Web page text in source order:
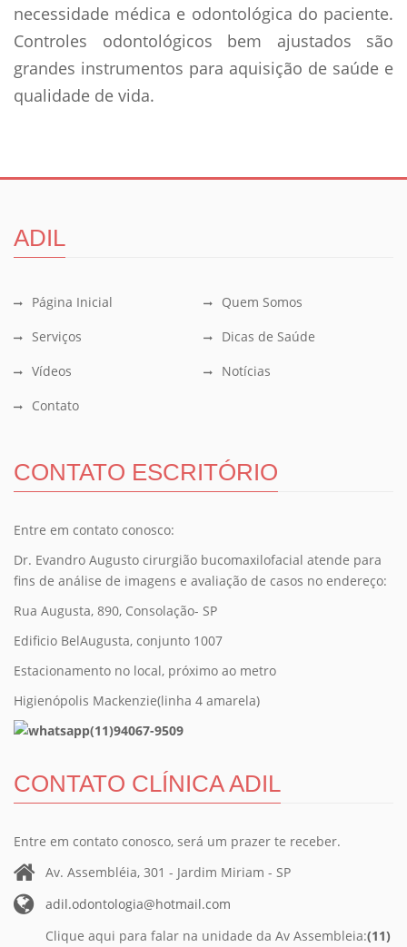
necessidade médica e odontológica do paciente.
Controles odontológicos bem ajustados são
grandes instrumentos para aquisição de saúde e
qualidade de vida.
ADIL
Página Inicial
Quem Somos
Serviços
Dicas de Saúde
Vídeos
Notícias
Contato
CONTATO ESCRITÓRIO
Entre em contato conosco:
Dr. Evandro Augusto cirurgião bucomaxilofacial atende para
fins de análise de imagens e avaliação de casos no endereço:
Rua Augusta, 890, Consolação- SP
Edificio BelAugusta, conjunto 1007
Estacionamento no local, próximo ao metro
Higienópolis Mackenzie(linha 4 amarela)
(11)94067-9509
CONTATO CLÍNICA ADIL
Entre em contato conosco, será um prazer te receber.
Av. Assembléia, 301 - Jardim Miriam - SP
adil.odontologia@hotmail.com
Clique aqui para falar na unidade da Av Assembleia:(11)